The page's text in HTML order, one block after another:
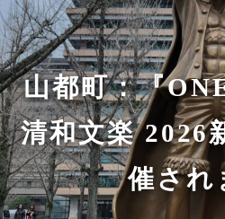
山都町：『
清和文楽 2026
催され